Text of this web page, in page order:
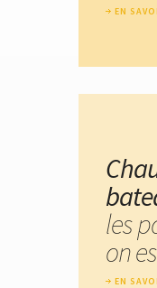
EN
les
on
EN